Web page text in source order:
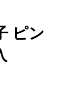
ピン